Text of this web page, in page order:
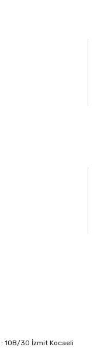
: 10B/30 İzmit Kocaeli